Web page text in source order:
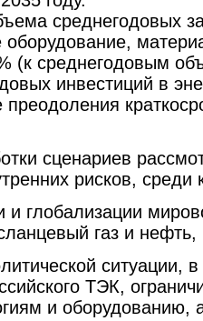
среднегодовых
оборудование,
(к среднегодовым
инвестиций в
сценариев
рисков, среди
и глобализации
газ и
ситуации,
ТЭК,
и оборудованию,